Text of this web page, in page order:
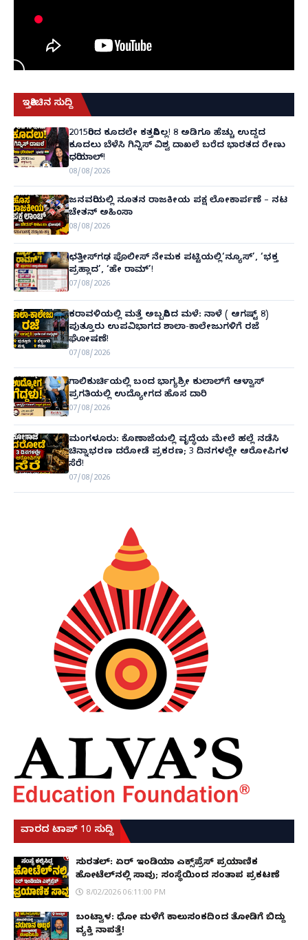
ಇತ್ತೀಚಿನ ಸುದ್ದಿ
2015ರಿಂದ ಕೂದಲೇ ಕತ್ತರಿಸಿಲ್ಲ! 8 ಅಡಿಗೂ ಹೆಚ್ಚು ಉದ್ದದ
ಕೂದಲು ಬೆಳೆಸಿ ಗಿನ್ನಿಸ್ ವಿಶ್ವ ದಾಖಲೆ ಬರೆದ ಭಾರತದ ರೇಣು
ಧರಿಯಾಲ್!
08/08/2026
ಜನವರಿಯಲ್ಲಿ ನೂತನ ರಾಜಕೀಯ ಪಕ್ಷ ಲೋಕಾರ್ಪಣೆ – ನಟ
ಚೇತನ್ ಅಹಿಂಸಾ
08/08/2026
ಛತ್ತೀಸ್‌ಗಢ ಪೊಲೀಸ್ ನೇಮಕ ಪಟ್ಟಿಯಲ್ಲಿ‘ನ್ಯೂಸ್’, ‘ಭಕ್ತ
ಪ್ರಹ್ಲಾದ’, ‘ಹೇ ರಾಮ್’!
07/08/2026
ಕರಾವಳಿಯಲ್ಲಿ ಮತ್ತೆ ಅಬ್ಬರಿಸಿದ ಮಳೆ: ನಾಳೆ ( ಆಗಷ್ಟ್ 8)
ಪುತ್ತೂರು ಉಪವಿಭಾಗದ ಶಾಲಾ-ಕಾಲೇಜುಗಳಿಗೆ ರಜೆ
ಘೋಷಣೆ!
07/08/2026
ಗಾಲಿಕುರ್ಚಿಯಲ್ಲಿ ಬಂದ ಭಾಗ್ಯಶ್ರೀ ಕುಲಾಲ್‌ಗೆ ಆಳ್ವಾಸ್
ಪ್ರಗತಿಯಲ್ಲಿ ಉದ್ಯೋಗದ ಹೊಸ ದಾರಿ
07/08/2026
ಮಂಗಳೂರು: ಕೊಣಾಜೆಯಲ್ಲಿ ವೃದ್ಧೆಯ ಮೇಲೆ ಹಲ್ಲೆ ನಡೆಸಿ
ಚಿನ್ನಾಭರಣ ದರೋಡೆ ಪ್ರಕರಣ; 3 ದಿನಗಳಲ್ಲೇ ಆರೋಪಿಗಳ
ಸೆರೆ!
07/08/2026
ವಾರದ ಟಾಪ್ 10 ಸುದ್ದಿ
ಸುರತ್ಕಲ್: ಏರ್ ಇಂಡಿಯಾ ಎಕ್ಸ್‌ಪ್ರೆಸ್ ಪ್ರಯಾಣಿಕ
ಹೋಟೆಲ್‌ನಲ್ಲಿ ಸಾವು; ಸಂಸ್ಥೆಯಿಂದ ಸಂತಾಪ ಪ್ರಕಟಣೆ
8/02/2026 06:11:00 PM
ಬಂಟ್ವಾಳ: ಧೋ ಮಳೆಗೆ ಕಾಲುಸಂಕದಿಂದ ತೋಡಿಗೆ ಬಿದ್ದು
ವ್ಯಕ್ತಿ ನಾಪತ್ತೆ!